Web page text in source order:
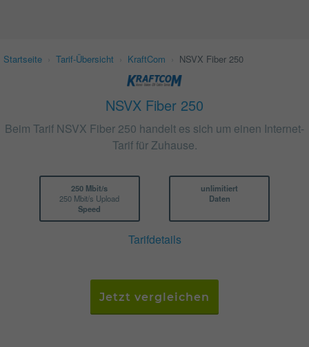
Startseite Tarif-Übersicht KraftCom NSVX Fiber 250
NSVX Fiber 250
Beim Tarif NSVX Fiber 250 handelt es sich um einen Internet-
Tarif für Zuhause.
250 Mbit/s
250 Mbit/s Upload
Speed
unlimitiert
Daten
Tarifdetails
Jetzt vergleichen